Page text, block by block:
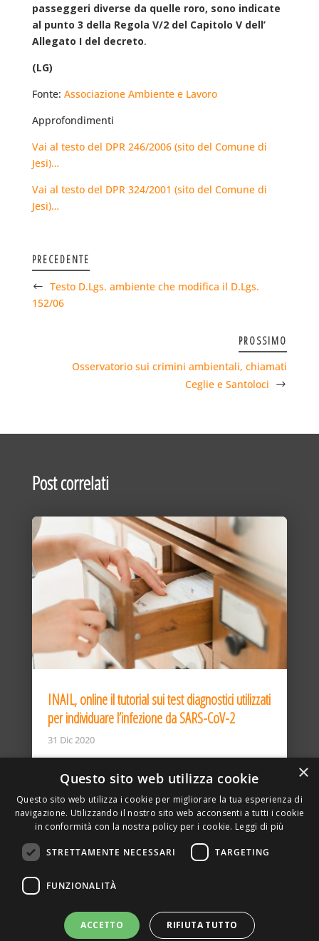
passeggeri diverse da quelle roro, sono indicate
al punto 3 della Regola V/2 del Capitolo V dell’
Allegato I del decreto.
(LG)
Fonte: Associazione Ambiente e Lavoro
Approfondimenti
Vai al testo del DPR 246/2006 (sito del Comune di
Jesi)…
Vai al testo del DPR 324/2001 (sito del Comune di
Jesi)…
PRECEDENTE
Testo D.Lgs. ambiente che modifica il D.Lgs.
152/06
PROSSIMO
Osservatorio sui crimini ambientali, chiamati
Ceglie e Santoloci
Post correlati
INAIL, online il tutorial sui test diagnostici utilizzati
per individuare l’infezione da SARS-CoV-2
31 Dic 2020
DELLA TORRE, 15 – 20127 – MILANO – P. IVA
SITO REALIZZATO DA GRAFICAEFOTO WEB AGENCY –
PARTNER SINTEL
×
Questo sito web utilizza cookie
Questo sito web utilizza i cookie per migliorare la tua esperienza di
navigazione. Utilizzando il nostro sito web acconsenti a tutti i cookie
in conformità con la nostra policy per i cookie. Leggi di più
STRETTAMENTE NECESSARI TARGETING
FUNZIONALITÀ
ACCETTO RIFIUTA TUTTO